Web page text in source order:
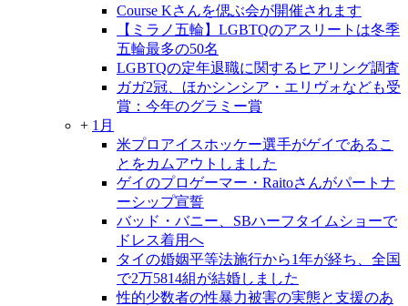
Course Kさんを偲ぶ会が開催されます
【ミラノ五輪】LGBTQのアスリートは冬季
五輪最多の50名
LGBTQの定年退職に関するヒアリング調査
ガガ2冠、ほかシンシア・エリヴォなども受
賞：今年のグラミー賞
+ 1月
米プロアイスホッケー選手がゲイであるこ
とをカムアウトしました
ゲイのプロゲーマー・Raitoさんがパートナ
ーシップ宣誓
バッド・バニー、SBハーフタイムショーで
ドレス着用へ
タイの婚姻平等法施行から1年が経ち、全国
で2万5814組が結婚しました
性的少数者の性暴力被害の実態と支援のあ